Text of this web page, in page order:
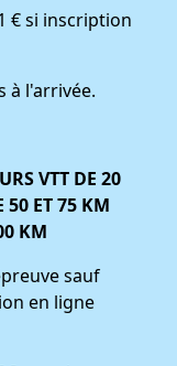
€ si inscription
à l'arrivée.
VTT DE 20
50 ET 75 KM
KM
sauf
en ligne